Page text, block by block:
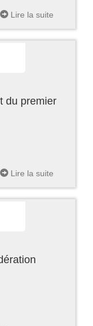
Lire la suite
du premier
Lire la suite